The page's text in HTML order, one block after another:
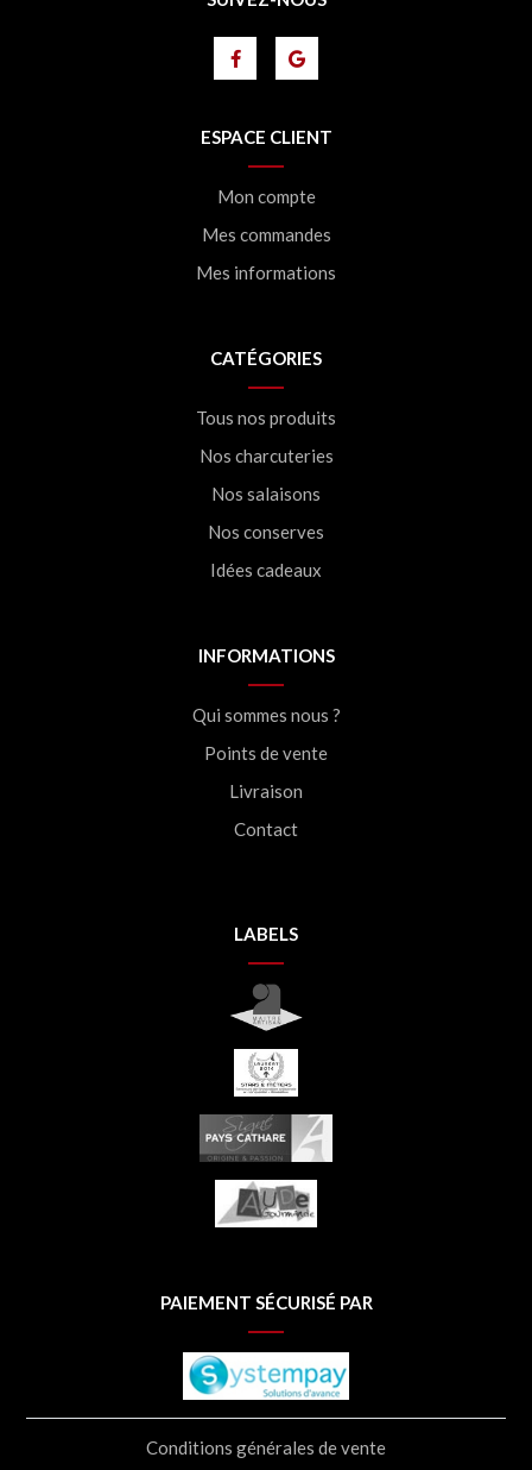
ESPACE CLIENT
Mon compte
Mes commandes
Mes informations
CATÉGORIES
Tous nos produits
Nos charcuteries
Nos salaisons
Nos conserves
Idées cadeaux
INFORMATIONS
Qui sommes nous ?
Points de vente
Livraison
Contact
LABELS
PAIEMENT SÉCURISÉ PAR
Conditions générales de vente